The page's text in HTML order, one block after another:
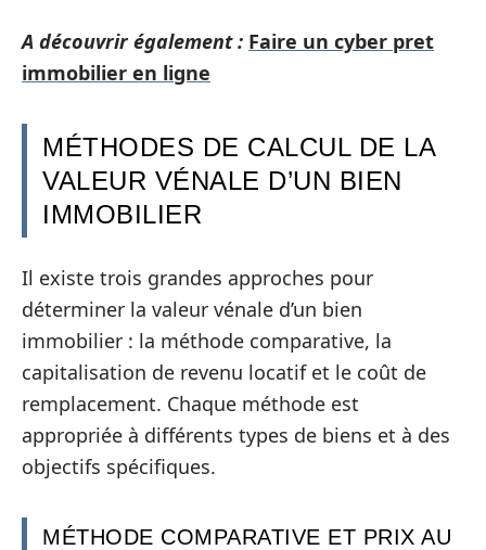
A découvrir également : Faire un cyber pret
immobilier en ligne
MÉTHODES DE CALCUL DE LA
VALEUR VÉNALE D’UN BIEN
IMMOBILIER
Il existe trois grandes approches pour
déterminer la valeur vénale d’un bien
immobilier : la méthode comparative, la
capitalisation de revenu locatif et le coût de
remplacement. Chaque méthode est
appropriée à différents types de biens et à des
objectifs spécifiques.
MÉTHODE COMPARATIVE ET PRIX AU